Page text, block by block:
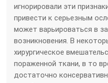
игнорировали эти
привести к серьезным
может варьироваться в
возникновения. В
хирургическое
пораженной ткани, в то
достаточно